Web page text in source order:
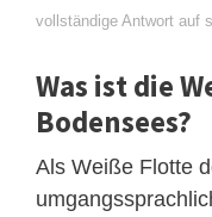
vollständige Antwort auf
Was ist die
Bodensees?
Als Weiße Flotte